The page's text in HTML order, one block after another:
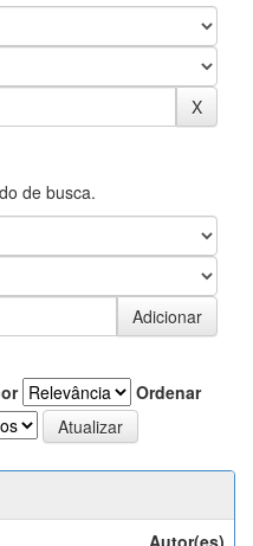
de busca.
Ordenar
Autor(es)